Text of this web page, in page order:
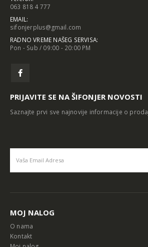
063 818 4 777
EMAIL:
sifonjerplus@gmail.com
RADNO VREME NAŠEG SERVISA:
Pon - Sub / 09:00 - 20:00 PM
PRIJAVITE SE NA ŠIFONJER NOVOSTI
Saznajte prvi sve najnovije informacije o
MOJ NALOG
O nama
Kontakt